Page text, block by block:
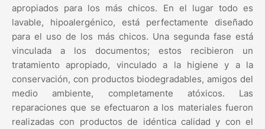
apropiados para los más chicos. En el lugar todo es
lavable, hipoalergénico, está perfectamente diseñado
para el uso de los más chicos. Una segunda fase está
vinculada a los documentos; estos recibieron un
tratamiento apropiado, vinculado a la higiene y a la
conservación, con productos biodegradables, amigos del
medio ambiente, completamente atóxicos. Las
reparaciones que se efectuaron a los materiales fueron
realizadas con productos de idéntica calidad y con el